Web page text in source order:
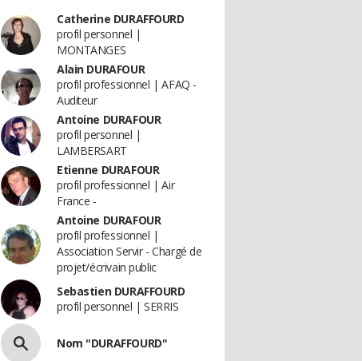
Catherine DURAFFOURD
profil personnel |
MONTANGES
Alain DURAFOUR
profil professionnel | AFAQ -
Auditeur
Antoine DURAFOUR
profil personnel |
LAMBERSART
Etienne DURAFOUR
profil professionnel | Air
France -
Antoine DURAFOUR
profil professionnel |
Association Servir - Chargé de
projet/écrivain public
Sebastien DURAFFOURD
profil personnel | SERRIS
Nom "DURAFFOURD"